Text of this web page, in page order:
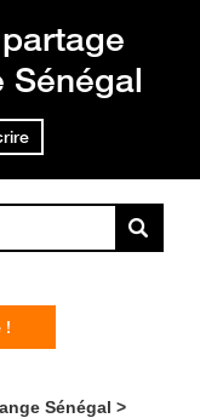
Sénégal
!
Sénégal